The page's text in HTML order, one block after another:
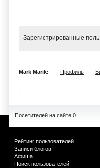
Зарегистрированные
Mark Marik: Профиль
Посетителей на сайте 0
Рейтинг пользователей
Записи блогов
Афиша
Поиск пользователей